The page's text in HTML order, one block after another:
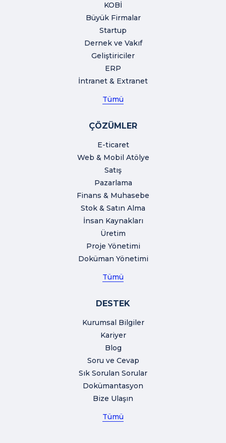
KOBİ
Büyük Firmalar
Startup
Dernek ve Vakıf
Geliştiriciler
ERP
İntranet & Extranet
Tümü
ÇÖZÜMLER
E-ticaret
Web & Mobil Atölye
Satış
Pazarlama
Finans & Muhasebe
Stok & Satın Alma
İnsan Kaynakları
Üretim
Proje Yönetimi
Doküman Yönetimi
Tümü
DESTEK
Kurumsal Bilgiler
Kariyer
Blog
Soru ve Cevap
Sık Sorulan Sorular
Dokümantasyon
Bize Ulaşın
Tümü